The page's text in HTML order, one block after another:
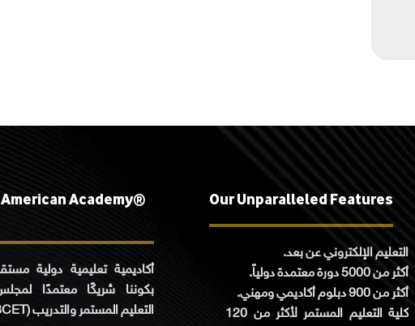
Academy®
أكاديمية تعليمية دولية
بكوننا شريكًا معتمدًا
التعليم المستمر والتدريب (IABCET).
Our Unparalleled Features
التعليم الإلكتروني عن بعد.
أكثر من 5000 دورة معتمدة دولياً.
أكثر من 900 دبلوم أكاديمي ومهني.
كلية التعليم المستمر لأكثر من 120